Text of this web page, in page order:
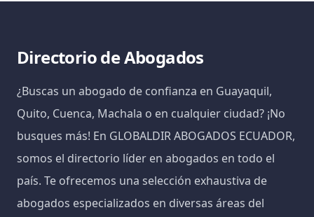
Directorio de Abogados
¿Buscas un abogado de confianza en Guayaquil,
Quito, Cuenca, Machala o en cualquier ciudad? ¡No
busques más! En GLOBALDIR ABOGADOS ECUADOR,
somos el directorio líder en abogados en todo el
país. Te ofrecemos una selección exhaustiva de
abogados especializados en diversas áreas del